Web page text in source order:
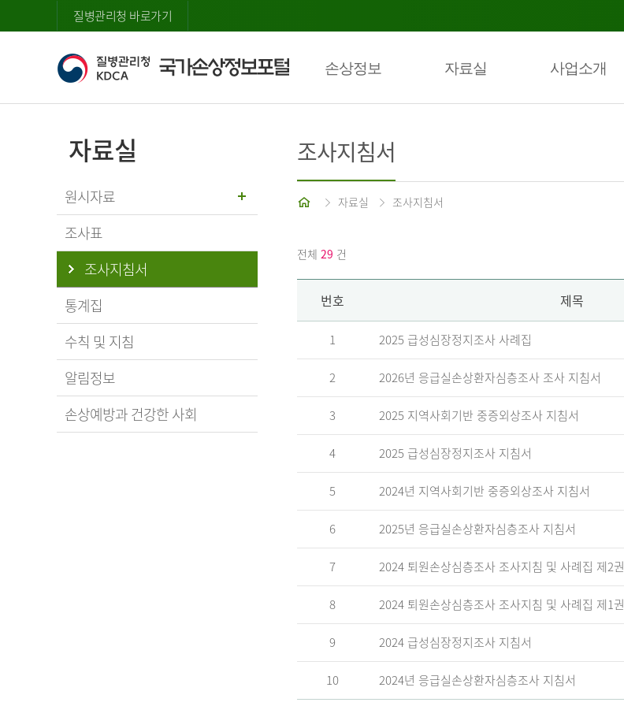
질병관리청 바로가기
손상정보 자료실 사업소개
자료실
원시자료
조사표
조사지침서
통계집
수칙 및 지침
알림정보
손상예방과 건강한 사회
조사지침서
홈 자료실 조사지침서
전체 29 건
번호 제목
1 2025 급성심장정지조사 사례집
2 2026년 응급실손상환자심층조사 조사 지침서
3 2025 지역사회기반 중증외상조사 지침서
4 2025 급성심장정지조사 지침서
5 2024년 지역사회기반 중증외상조사 지침서
6 2025년 응급실손상환자심층조사 지침서
7 2024 퇴원손상심층조사 조사지침 및 사례집 제2권
8 2024 퇴원손상심층조사 조사지침 및 사례집 제1권
9 2024 급성심장정지조사 지침서
10 2024년 응급실손상환자심층조사 지침서